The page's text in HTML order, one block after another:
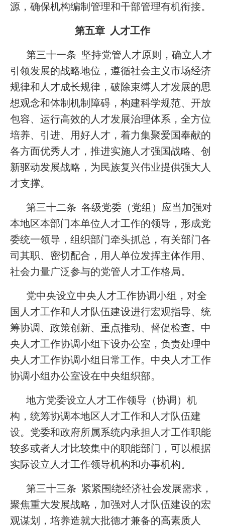
源，确保机构编制管理和干部管理有机衔接。
第五章 人才工作
第三十一条 坚持党管人才原则，确立人才
引领发展的战略地位，遵循社会主义市场经济
规律和人才成长规律，破除束缚人才发展的思
想观念和体制机制障碍，构建科学规范、开放
包容、运行高效的人才发展治理体系，全方位
培养、引进、用好人才，着力集聚爱国奉献的
各方面优秀人才，推进实施人才强国战略、创
新驱动发展战略，为民族复兴伟业提供强大人
才支撑。
第三十二条 各级党委（党组）应当加强对
本地区本部门本单位人才工作的领导，形成党
委统一领导，组织部门牵头抓总，有关部门各
司其职、密切配合，用人单位发挥主体作用、
社会力量广泛参与的党管人才工作格局。
党中央设立中央人才工作协调小组，对全
国人才工作和人才队伍建设进行宏观指导、统
筹协调、政策创新、重点推动、督促检查。中
央人才工作协调小组下设办公室，负责处理中
央人才工作协调小组日常工作。中央人才工作
协调小组办公室设在中央组织部。
地方党委设立人才工作领导（协调）机
构，统筹协调本地区人才工作和人才队伍建
设。党委和政府所属系统内承担人才工作职能
较多或者人才比较集中的职能部门，可以根据
实际设立人才工作领导机构和办事机构。
第三十三条 紧紧围绕经济社会发展需求，
聚焦重大发展战略，加强对人才队伍建设的宏
观谋划，培养造就大批德才兼备的高素质人